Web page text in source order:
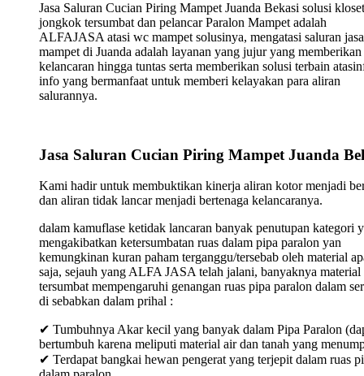
Jasa Saluran Cucian Piring Mampet Juanda Bekasi solusi kloset
jongkok tersumbat dan pelancar Paralon Mampet adalah
ALFAJASA atasi wc mampet solusinya, mengatasi saluran jasa
mampet di Juanda adalah layanan yang jujur yang memberikan
kelancaran hingga tuntas serta memberikan solusi terbain
info yang bermanfaat untuk memberi kelayakan para aliran
salurannya.
Jasa Saluran Cucian Piring Mampet Juanda
Kami hadir untuk membuktikan kinerja aliran kotor menjadi
dan aliran tidak lancar menjadi bertenaga kelancaranya.
dalam kamuflase ketidak lancaran banyak penutupan kategori
mengakibatkan ketersumbatan ruas dalam pipa paralon yan
kemungkinan kuran paham terganggu/tersebab oleh material
saja, sejauh yang ALFA JASA telah jalani, banyaknya material
tersumbat mempengaruhi genangan ruas pipa paralon dalam
di sebabkan dalam prihal :
✔ Tumbuhnya Akar kecil yang banyak dalam Pipa Paralon
bertumbuh karena meliputi material air dan tanah yang
✔ Terdapat bangkai hewan pengerat yang terjepit dalam ruas